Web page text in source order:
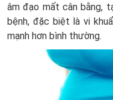
âm đạo mất cân bằng,
bệnh, đặc biệt là vi
mạnh hơn bình thường.